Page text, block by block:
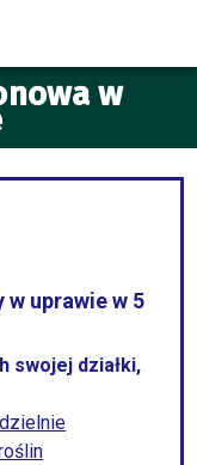
w
uprawie w 5
swojej działki,